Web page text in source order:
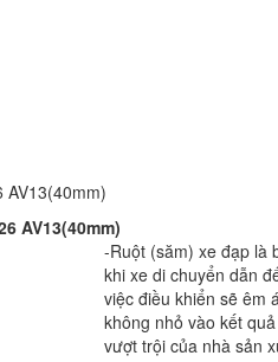
AV13(40mm)
AV13(40mm)
-Ruột (săm) xe đạp là
khi xe di chuyển dẫn
việc điều khiển sẽ êm
không nhỏ vào kết
vượt trội của nhà sản